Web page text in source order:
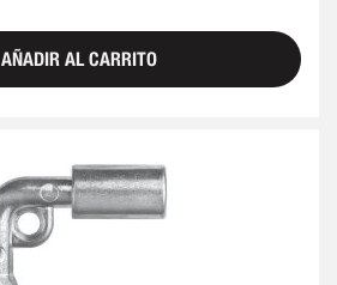
AÑADIR AL CARRITO